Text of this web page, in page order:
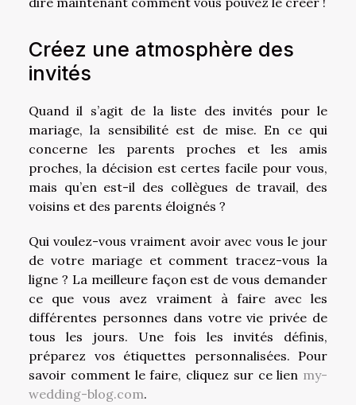
Créez une atmosphère des
invités
Quand il s’agit de la liste des invités pour le
mariage, la sensibilité est de mise. En ce qui
concerne les parents proches et les amis
proches, la décision est certes facile pour vous,
mais qu’en est-il des collègues de travail, des
voisins et des parents éloignés ?
Qui voulez-vous vraiment avoir avec vous le jour
de votre mariage et comment tracez-vous la
ligne ? La meilleure façon est de vous demander
ce que vous avez vraiment à faire avec les
différentes personnes dans votre vie privée de
tous les jours. Une fois les invités définis,
préparez vos étiquettes personnalisées. Pour
savoir comment le faire, cliquez sur ce lien my-
wedding-blog.com.